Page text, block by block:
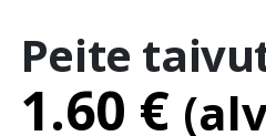
Peite
1.60 €